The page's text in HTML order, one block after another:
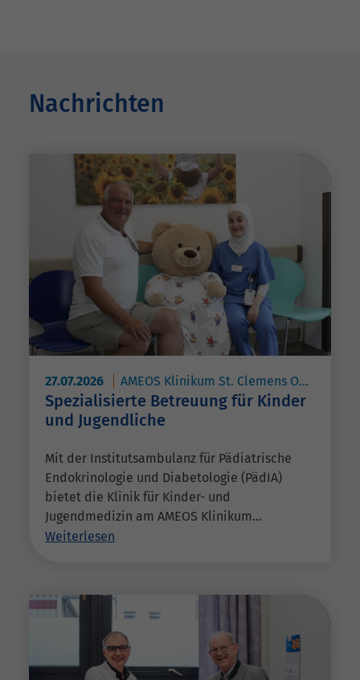
Nachrichten
27.07.2026 AMEOS Klinikum St. Clemens Oberhausen
Spezialisierte Betreuung für Kinder
und Jugendliche
Mit der Institutsambulanz für Pädiatrische
Endokrinologie und Diabetologie (PädIA)
bietet die Klinik für Kinder- und
Jugendmedizin am AMEOS Klinikum…
Weiterlesen